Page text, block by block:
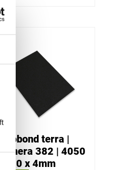
terra |
nera 382 | 4050
1500 x 4mm